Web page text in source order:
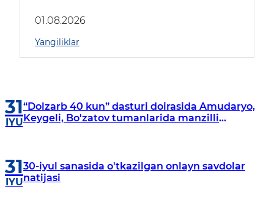
borildi
01.08.2026
Yangiliklar
31
IYU
“Dolzarb 40 kun” dasturi doirasida Amudaryo,
Keygeli, Bo'zatov tumanlarida manzilli
31
IYU
30-iyul sanasida o'tkazilgan onlayn savdolar
natijasi